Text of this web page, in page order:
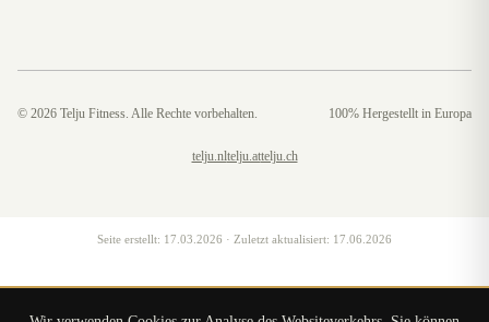
© 2026 Telju Fitness. Alle Rechte vorbehalten. 100% Hergestellt in Europa
telju.nltelju.attelju.ch
Seite erstellt: 17.03.2026 · Zuletzt aktualisiert: 17.06.2026